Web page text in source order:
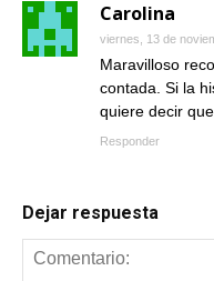
Carolina
viernes, 13 de
Maravilloso
contada. Si la
quiere decir
Responder
Dejar respuesta